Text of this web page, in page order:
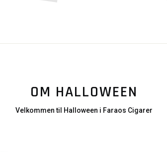
OM HALLOWEEN
Velkommen til Halloween i Faraos Cigarer